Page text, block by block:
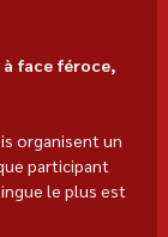
à face féroce,
organisent un
participant
le plus est